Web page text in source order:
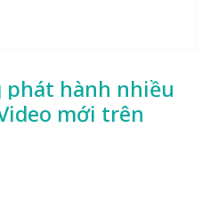
phát hành nhiều
mới trên